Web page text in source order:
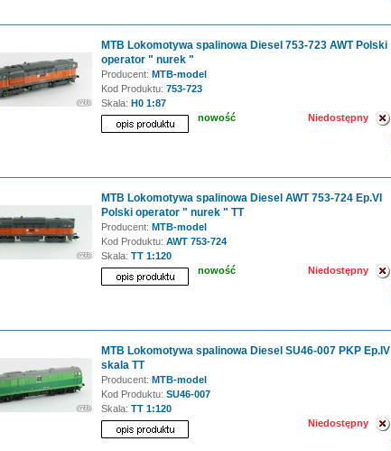
MTB Lokomotywa spalinowa Diesel 753-723 AWT Polski
operator " nurek "
Producent: MTB-model
Kod Produktu: 753-723
Skala: H0 1:87
nowość
Niedostępny
MTB Lokomotywa spalinowa Diesel AWT 753-724 Ep.VI
Polski operator " nurek " TT
Producent: MTB-model
Kod Produktu: AWT 753-724
Skala: TT 1:120
nowość
Niedostępny
MTB Lokomotywa spalinowa Diesel SU46-007 PKP Ep.IV
skala TT
Producent: MTB-model
Kod Produktu: SU46-007
Skala: TT 1:120
Niedostępny